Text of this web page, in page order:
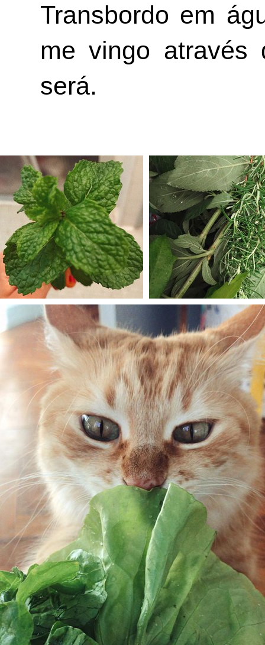
Transbordo em
me vingo através
será.